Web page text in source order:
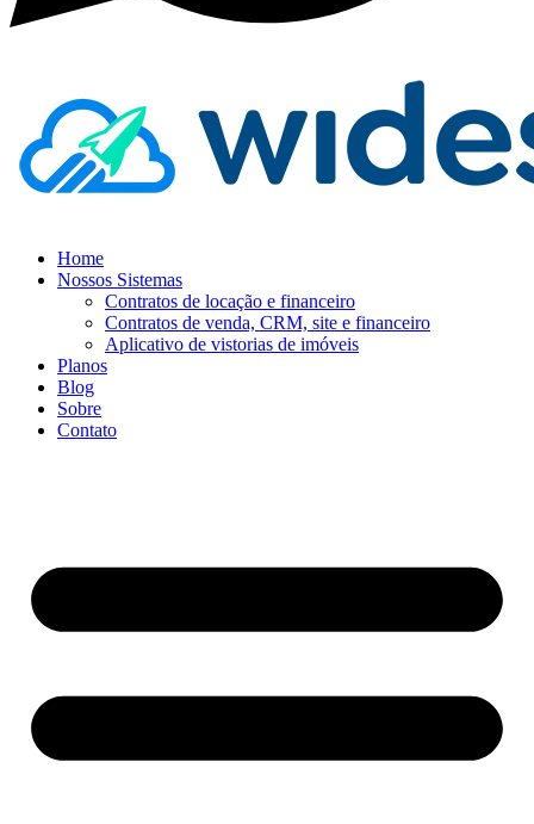
Home
Nossos Sistemas
Contratos de locação e financeiro
Contratos de venda, CRM, site e financeiro
Aplicativo de vistorias de imóveis
Planos
Blog
Sobre
Contato